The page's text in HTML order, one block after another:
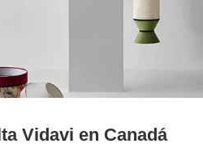
Vidavi en Canadá